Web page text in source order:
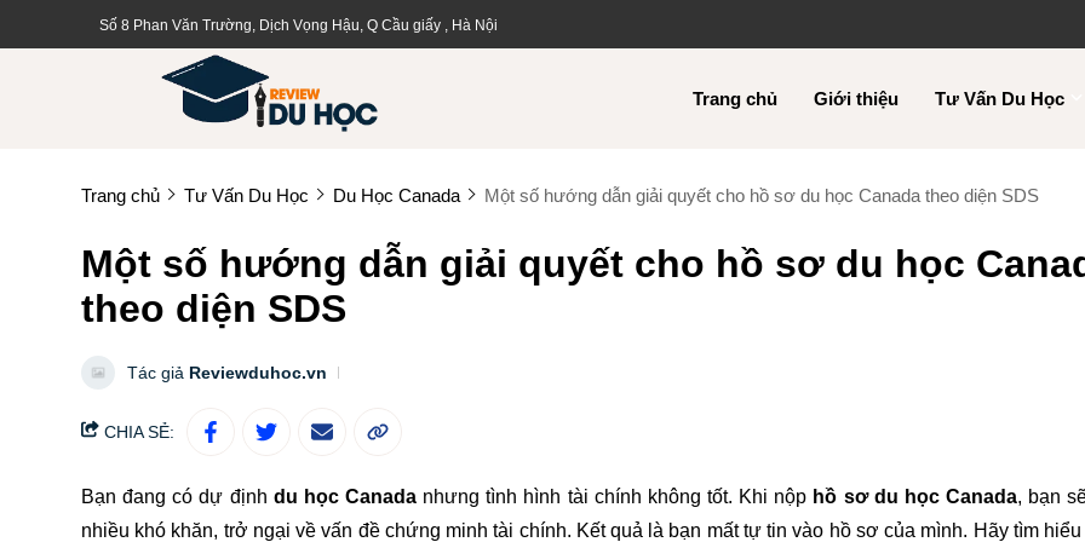
Số 8 Phan Văn Trường, Dịch Vọng Hậu, Q Cầu giấy , Hà Nội
Trang chủ Giới thiệu Tư Vấn Du Học
Trang chủ Tư Vấn Du Học Du Học Canada Một số hướng dẫn giải quyết cho hồ sơ du học Canada theo diện SDS
Một số hướng dẫn giải quyết cho hồ sơ du học
theo diện SDS
Tác giả Reviewduhoc.vn
CHIA SẺ:
Bạn đang có dự định du học Canadanhưng tình hình tài chính không tốt. Khi nộp hồ sơ du học Canada, bạn
nhiều khó khăn, trở ngại về vấn đề chứng minh tài chính. Kết quả là bạn mất tự tin vào hồ sơ của mình. Hãy tìm hiểu